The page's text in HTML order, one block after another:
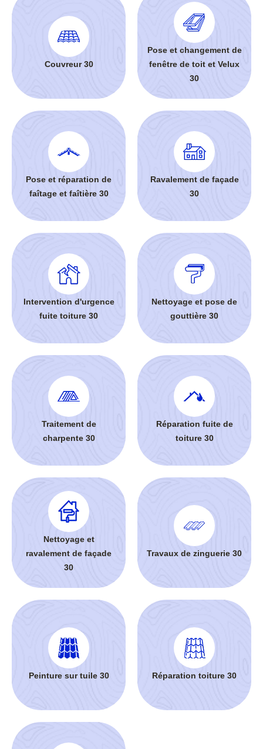
Couvreur 30
Pose et changement de
fenêtre de toit et Velux
30
Pose et réparation de
faîtage et faîtière 30
Ravalement de façade
30
Intervention d'urgence
fuite toiture 30
Nettoyage et pose de
gouttière 30
Traitement de
charpente 30
Réparation fuite de
toiture 30
Nettoyage et
ravalement de façade
30
Travaux de zinguerie 30
Peinture sur tuile 30 Réparation toiture 30